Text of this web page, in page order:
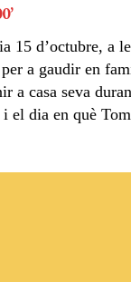
d’octubre, a
a gaudir en
a casa seva
el dia en què